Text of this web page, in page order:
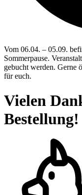
Vom 06.04. – 05.09.
Sommerpause.
gebucht werden. Gerne
für euch.
Vielen
Bestellung!